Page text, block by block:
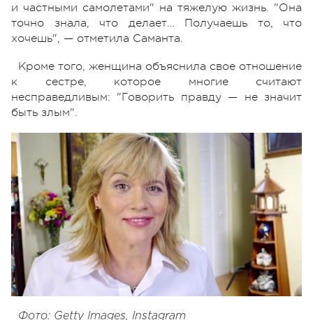
и частными самолетами" на тяжелую жизнь. "Она
точно знала, что делает… Получаешь то, что
хочешь", — отметила Саманта.
Кроме того, женщина объяснила свое отношение
к сестре, которое многие считают
несправедливым: "Говорить правду — не значит
быть злым".
Фото: Getty Images, Instagram